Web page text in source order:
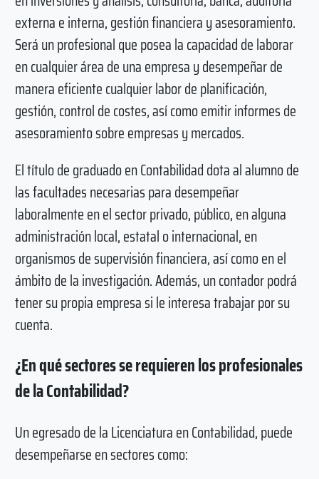
externa e interna, gestión financiera y asesoramiento.
Será un profesional que posea la capacidad de laborar
en cualquier área de una empresa y desempeñar de
manera eficiente cualquier labor de planificación,
gestión, control de costes, así como emitir informes de
asesoramiento sobre empresas y mercados.
El título de graduado en Contabilidad dota al alumno de
las facultades necesarias para desempeñar
laboralmente en el sector privado, público, en alguna
administración local, estatal o internacional, en
organismos de supervisión financiera, así como en el
ámbito de la investigación. Además, un contador podrá
tener su propia empresa si le interesa trabajar por su
cuenta.
¿En qué sectores se requieren los profesionales
de la Contabilidad?
Un egresado de la Licenciatura en Contabilidad, puede
desempeñarse en sectores como: